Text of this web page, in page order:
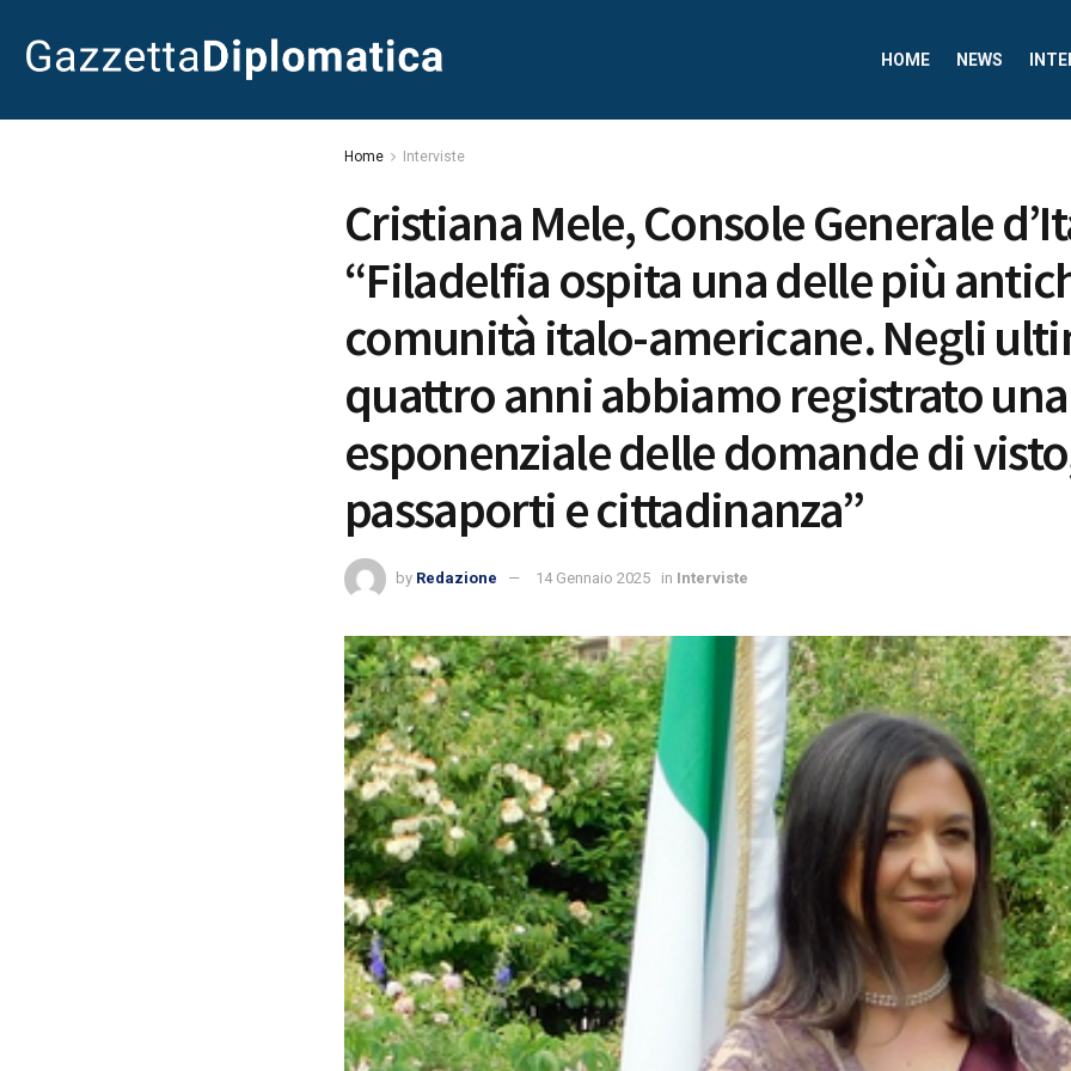
HOME NEWS
Home Interviste
Cristiana Mele, Console Generale
“Filadelfia ospita una delle più
comunità italo-americane. Negli
quattro anni abbiamo registrato
esponenziale delle domande di
passaporti e cittadinanza”
by Redazione 14 Gennaio 2025 in Interviste